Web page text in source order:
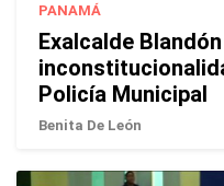
PANAMÁ
Exalcalde
Policía Municipal
Benita De León